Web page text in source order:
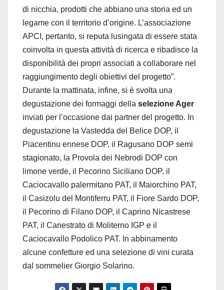
di nicchia, prodotti che abbiano una storia ed un
legame con il territorio d’origine. L’associazione
APCI, pertanto, si reputa lusingata di essere stata
coinvolta in questa attività di ricerca e ribadisce la
disponibilità dei propri associati a collaborare nel
raggiungimento degli obiettivi del progetto”.
Durante la mattinata, infine, si è svolta una
degustazione dei formaggi della selezione Ager
inviati per l’occasione dai partner del progetto. In
degustazione la Vastedda del Belice DOP, il
Piacentinu ennese DOP, il Ragusano DOP semi
stagionato, la Provola dei Nebrodi DOP con
limone verde, il Pecorino Siciliano DOP, il
Caciocavallo palermitano PAT, il Maiorchino PAT,
il Casizolu del Montiferru PAT, il Fiore Sardo DOP,
il Pecorino di Filano DOP, il Caprino Nicastrese
PAT, il Canestrato di Moliterno IGP e il
Caciocavallo Podolico PAT. In abbinamento
alcune confetture ed una selezione di vini curata
dal sommelier Giorgio Solarino.